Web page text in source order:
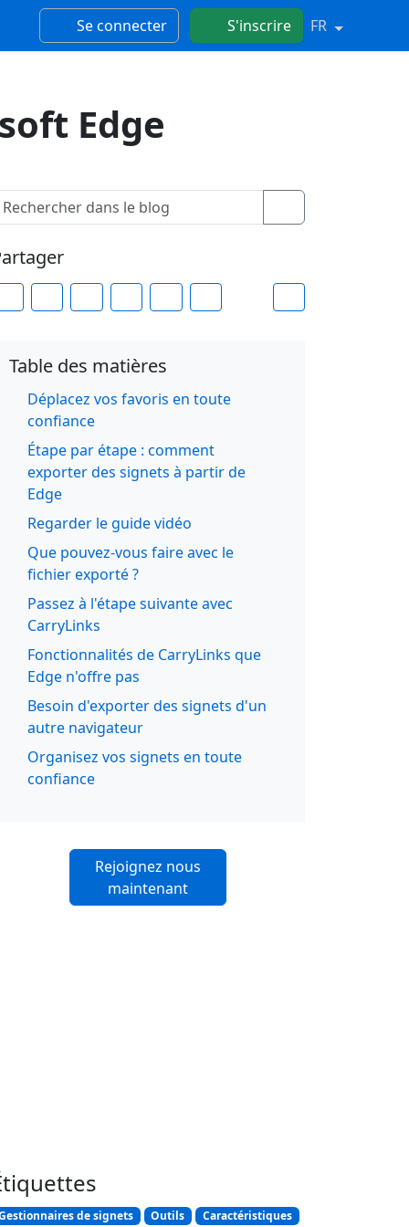
Se connecter S'inscrire FR
Edge
Table des matières
Déplacez vos favoris en toute
confiance
Étape par étape : comment
exporter des signets à partir de
Edge
Regarder le guide vidéo
Que pouvez-vous faire avec le
fichier exporté ?
Passez à l'étape suivante avec
CarryLinks
Fonctionnalités de CarryLinks que
Edge n'offre pas
Besoin d'exporter des signets d'un
autre navigateur
Organisez vos signets en toute
confiance
Rejoignez nous
maintenant
de signets Outils
Caractéristiques